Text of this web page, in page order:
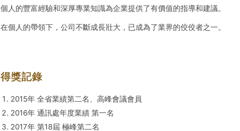
個人的豐富經驗和深厚專業知識為企業提供了有價值的指導和建議。
在個人的帶領下，公司不斷成長壯大，已成為了業界的佼佼者之一。
得獎記錄
2015年 全省業績第二名、高峰會議會員
2016年 通訊處年度業績 第一名
2017年 第18屆 極峰第二名